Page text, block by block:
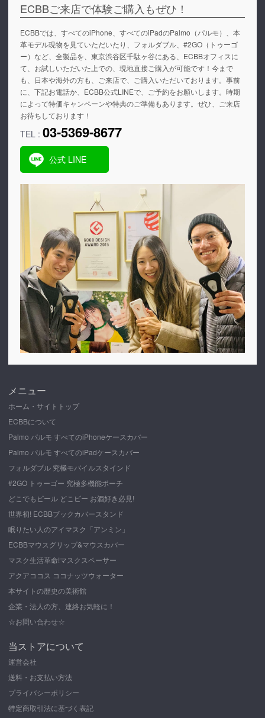
ECBBご来店で体験ご購入もぜひ！
ECBBでは、すべてのiPhone、すべてのiPadのPalmo（パルモ）、本
革モデル現物を見ていただいたり、フォルダブル、#2GO（トゥーゴ
ー）など、全製品を、東京渋谷区千駄ヶ谷にある、ECBBオフィスに
て、お試しいただいた上での、現地直接ご購入が可能です！今まで
も、日本や海外の方も、ご来店で、ご購入いただいております。事前
に、下記お電話か、ECBB公式LINEで、ご予約をお願いします。時期
によって特価キャンペーンや特典のご準備もあります。ぜひ、ご来店
お待ちしております！
TEL : 03-5369-8677
公式 LINE
メニュー
ホーム・サイトトップ
ECBBについて
Palmo パルモ すべてのiPhoneケースカバー
Palmo パルモ すべてのiPadケースカバー
フォルダブル 究極モバイルスタインド
#2GO トゥーゴー 究極多機能ポーチ
どこでもビール どこビー お酒好き必見!
世界初! ECBBブックカバースタンド
眠りたい人のアイマスク「アンミン」
ECBBマウスグリップ&マウスカバー
マスク生活革命!マスクスペーサー
アクアココス ココナッツウォーター
本サイトの歴史の美術館
企業・法人の方、連絡お気軽に！
☆お問い合わせ☆
当ストアについて
運営会社
送料・お支払い方法
プライバシーポリシー
特定商取引法に基づく表記